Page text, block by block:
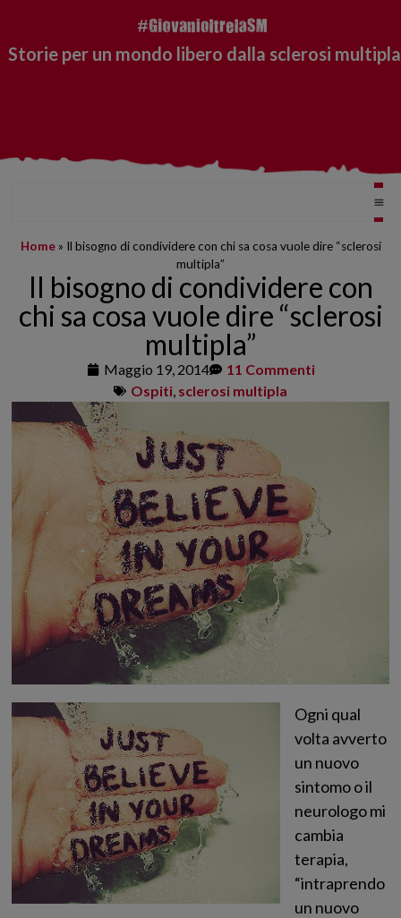
Storie per un mondo libero dalla sclerosi multipla
Home» Il bisogno di condividere con chi sa cosa vuole dire “sclerosi
multipla”
Il bisogno di condividere con
chi sa cosa vuole dire “sclerosi
multipla”
Maggio 19, 2014
11 Commenti
Ospiti, sclerosi multipla
Ogni qual
volta avverto
un nuovo
sintomo o il
neurologo mi
cambia
terapia,
“intraprendo
un nuovo